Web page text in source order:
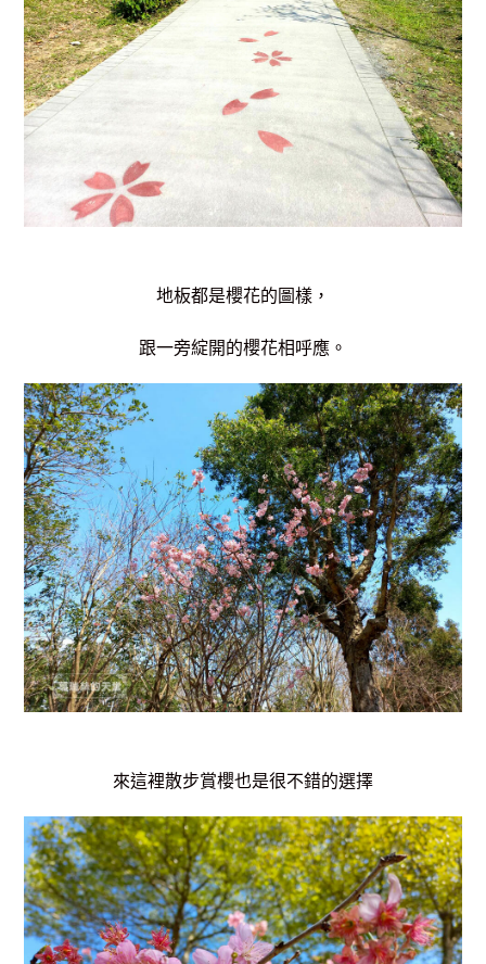
地板都是櫻花的圖樣，
跟一旁綻開的櫻花相呼應。
來這裡散步賞櫻也是很不錯的選擇